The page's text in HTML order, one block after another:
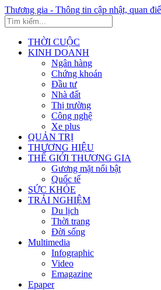
Thương gia - Thông tin cập nhật, quan
THỜI CUỘC
KINH DOANH
Ngân hàng
Chứng khoán
Đầu tư
Nhà đất
Thị trường
Công nghệ
Xe plus
QUẢN TRỊ
THƯƠNG HIỆU
THẾ GIỚI THƯƠNG GIA
Gương mặt nổi bật
Quốc tế
SỨC KHỎE
TRẢI NGHIỆM
Du lịch
Thời trang
Đời sống
Multimedia
Infographic
Video
Emagazine
Epaper